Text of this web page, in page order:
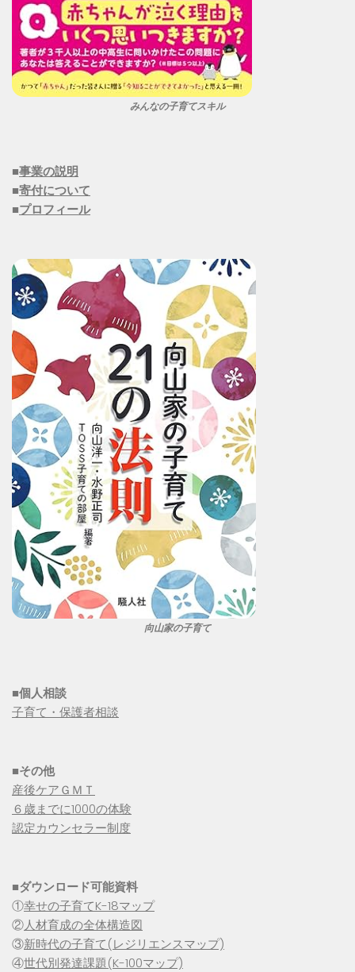
みんなの子育てスキル
■事業の説明
■寄付について
■プロフィール
向山家の子育て
■個人相談
子育て・保護者相談
■その他
産後ケアＧＭＴ
６歳までに1000の体験
認定カウンセラー制度
■ダウンロード可能資料
①幸せの子育てK-18マップ
②人材育成の全体構造図
③新時代の子育て(レジリエンスマップ)
④世代別発達課題(K-100マップ)